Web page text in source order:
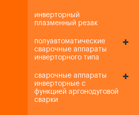
инверторный
плазменный резак
полуавтоматические
сварочные аппараты
инверторного типа
сварочные аппараты
инверторные с
функцией аргонодуговой
сварки